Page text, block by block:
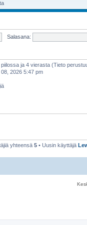
Salasana:
ja 4 vierasta (Tieto
2026 5:47 pm
yhteensä 5 • Uusin käyttäjä